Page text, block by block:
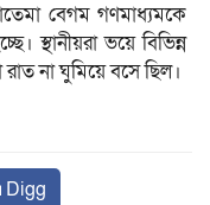
বেগম গণমাধ্যমকে
স্থানীয়রা ভয়ে বিভিন্ন
না ঘুমিয়ে বসে ছিল।
Digg